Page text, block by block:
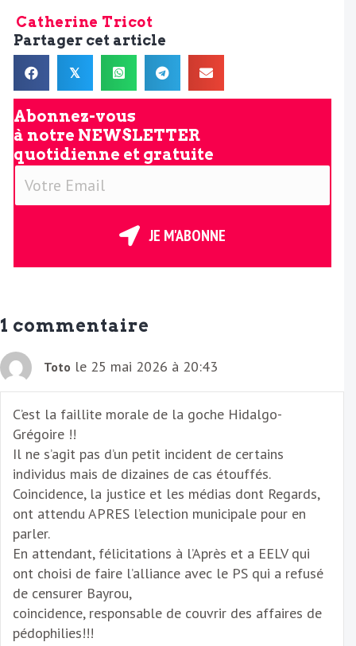
Catherine Tricot
Partager cet article
𝕏
Abonnez-vous
à notre NEWSLETTER
quotidienne et gratuite
V
E
i
l
JE M'ABONNE
1 commentaire
Toto le 25 mai 2026 à 20:43
C’est la faillite morale de la goche Hidalgo-
Grégoire !!
Il ne s’agit pas d’un petit incident de certains
individus mais de dizaines de cas étouffés.
Coincidence, la justice et les médias dont Regards,
ont attendu APRES l’election municipale pour en
parler.
En attendant, félicitations à l’Après et a EELV qui
ont choisi de faire l’alliance avec le PS qui a refusé
de censurer Bayrou,
coincidence, responsable de couvrir des affaires de
pédophilies!!!